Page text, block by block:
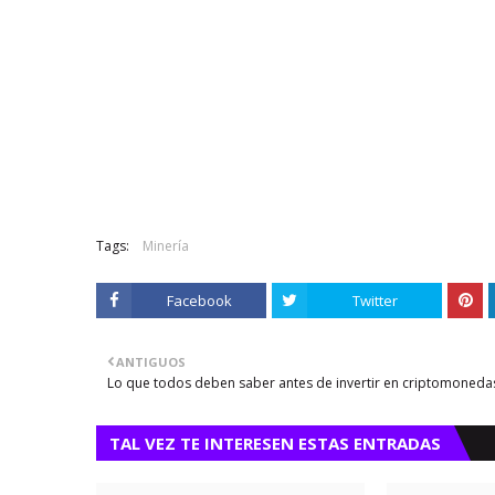
Tags: Minería
Facebook Twitter
ANTIGUOS
Lo que todos deben saber antes de invertir en
TAL VEZ TE INTERESEN ESTAS ENTRADAS